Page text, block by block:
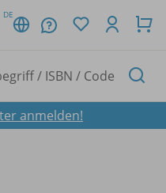
DE
anmelden!